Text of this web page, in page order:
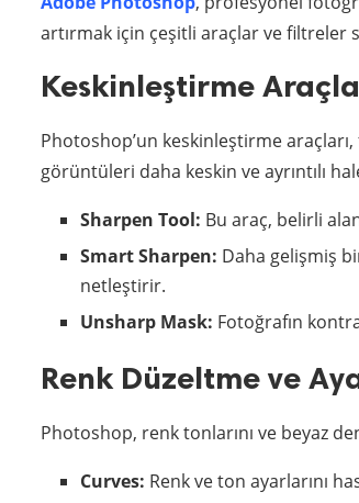
artırmak için çeşitli araçlar ve filtreler
Keskinleştirme
Photoshop’un keskinleştirme
görüntüleri daha keskin ve ayrıntılı
Sharpen Tool: Bu araç, belirli
Smart Sharpen: Daha gelişmiş
netleştirir.
Unsharp Mask: Fotoğrafın
Renk Düzeltme ve
Photoshop, renk tonlarını ve beyaz
Curves: Renk ve ton ayarlarını